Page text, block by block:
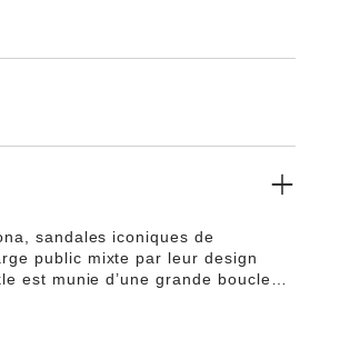
sandales iconiques de
public mixte par leur design
est munie d’une grande boucle
Ce modèle est revisité dans un